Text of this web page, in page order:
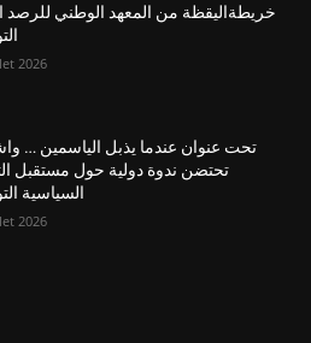
خريطةاليقظة من المعهد الوطني للرصد
2026
تحت عنوان عندما يذبل الياسمين …
تحتضن ندوة دولية حول مستقبل
السياسية
2026